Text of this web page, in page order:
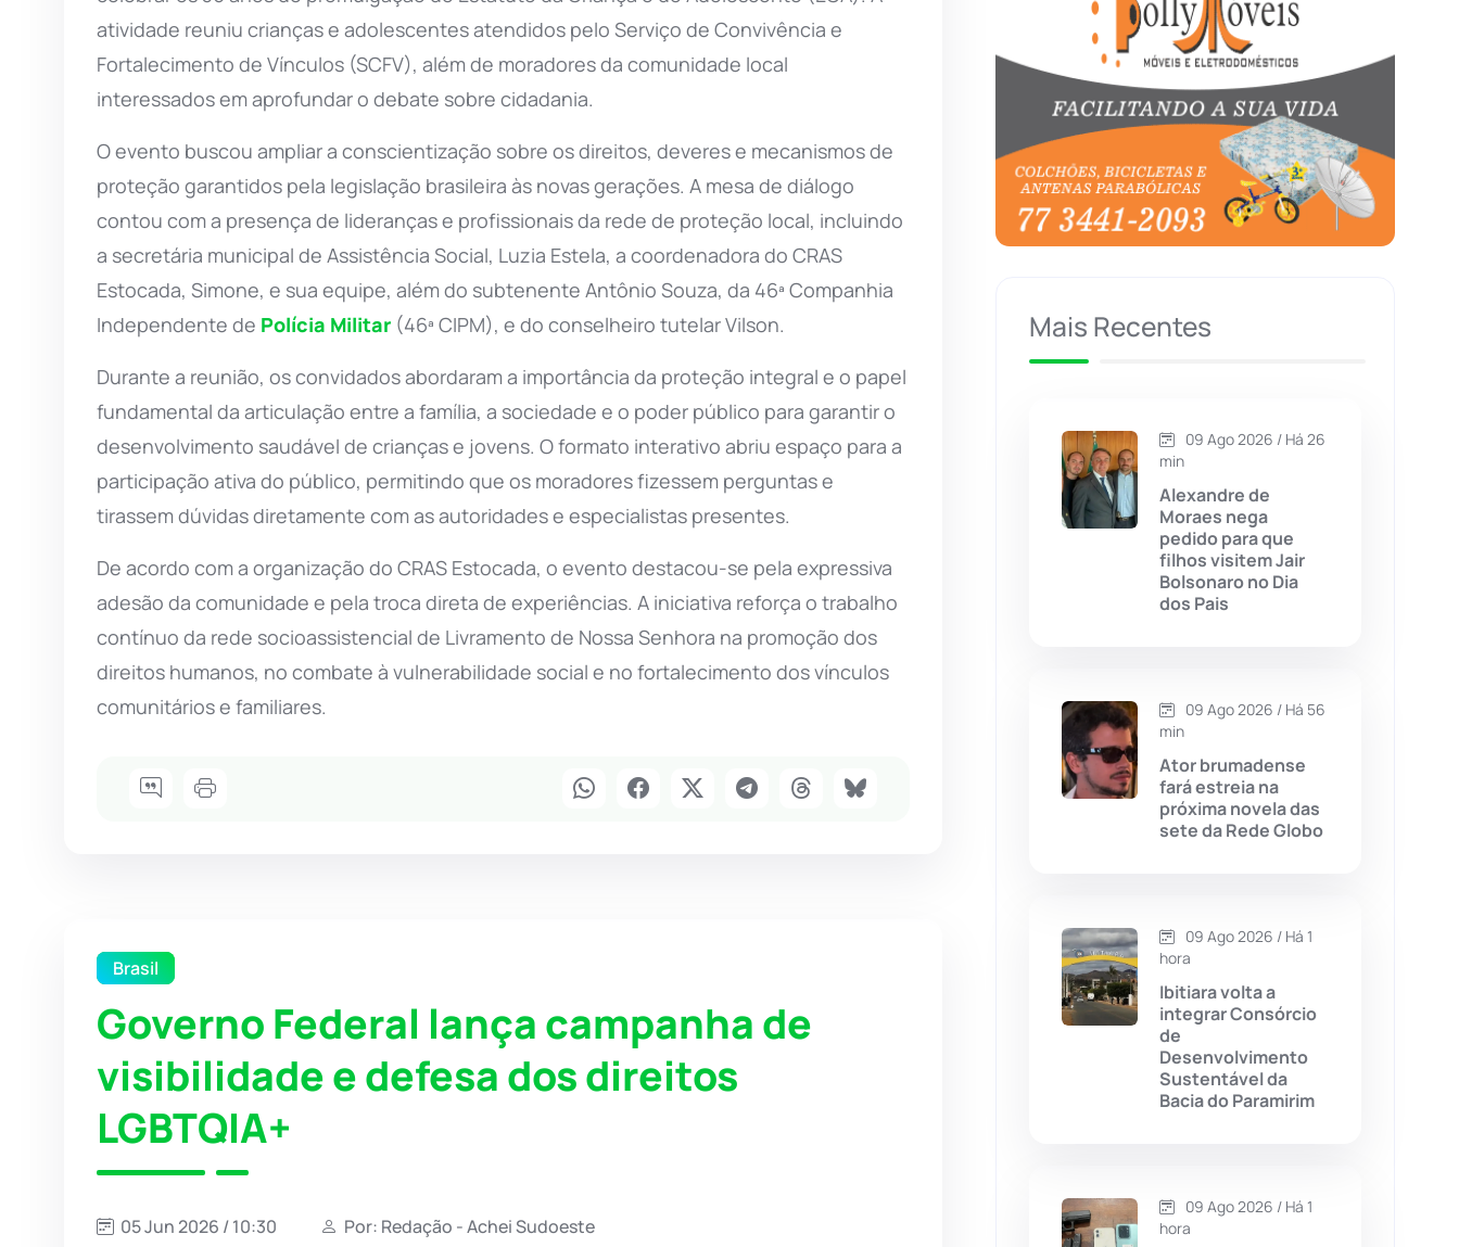
atividade reuniu crianças e adolescentes atendidos pelo Serviço de Convivência e
Fortalecimento de Vínculos (SCFV), além de moradores da comunidade local
interessados em aprofundar o debate sobre cidadania.
O evento buscou ampliar a conscientização sobre os direitos, deveres e mecanismos de
proteção garantidos pela legislação brasileira às novas gerações. A mesa de diálogo
contou com a presença de lideranças e profissionais da rede de proteção local, incluindo
a secretária municipal de Assistência Social, Luzia Estela, a coordenadora do CRAS
Estocada, Simone, e sua equipe, além do subtenente Antônio Souza, da 46ª Companhia
Independente de Polícia Militar (46ª CIPM), e do conselheiro tutelar Vilson.
Durante a reunião, os convidados abordaram a importância da proteção integral e o papel
fundamental da articulação entre a família, a sociedade e o poder público para garantir o
desenvolvimento saudável de crianças e jovens. O formato interativo abriu espaço para a
participação ativa do público, permitindo que os moradores fizessem perguntas e
tirassem dúvidas diretamente com as autoridades e especialistas presentes.
De acordo com a organização do CRAS Estocada, o evento destacou-se pela expressiva
adesão da comunidade e pela troca direta de experiências. A iniciativa reforça o trabalho
contínuo da rede socioassistencial de Livramento de Nossa Senhora na promoção dos
direitos humanos, no combate à vulnerabilidade social e no fortalecimento dos vínculos
comunitários e familiares.
Brasil
Governo Federal lança campanha de
visibilidade e defesa dos direitos
LGBTQIA+
05 Jun 2026 / 10:30 Por: Redação - Achei Sudoeste
Bom Jesus da Lapa
Boquira (152)
Botuporã (73)
Brasil (7680)
Brumado (31964)
Caculé
Caetité (1504)
Candiba
Cândido Sales
Caturama
Chapada Diamantina
Cordeiros
Dom Basílio (391)
(1236)
Érico Cardoso
Mais Recentes
09 Ago 2026 / Há 26
min
Alexandre de
Moraes nega
pedido para que
filhos visitem Jair
Bolsonaro no Dia
dos Pais
09 Ago 2026 / Há 56
min
Ator brumadense
fará estreia na
próxima novela das
sete da Rede Globo
09 Ago 2026 / Há 1
hora
Ibitiara volta a
integrar Consórcio
de
Desenvolvimento
Sustentável da
Bacia do Paramirim
09 Ago 2026 / Há 1
hora